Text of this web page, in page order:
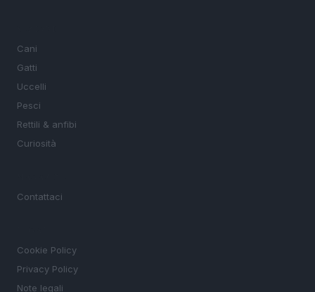
Cani
Gatti
Uccelli
Pesci
Rettili & anfibi
Curiosità
Contattaci
Cookie Policy
Privacy Policy
Note legali